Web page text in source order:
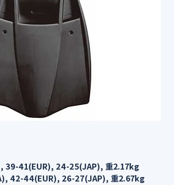
39-41(EUR), 24-25(JAP), 重2.17kg
42-44(EUR), 26-27(JAP), 重2.67kg